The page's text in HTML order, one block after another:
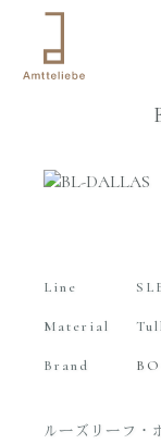
Line
Material
Brand
ルーズリーフ・